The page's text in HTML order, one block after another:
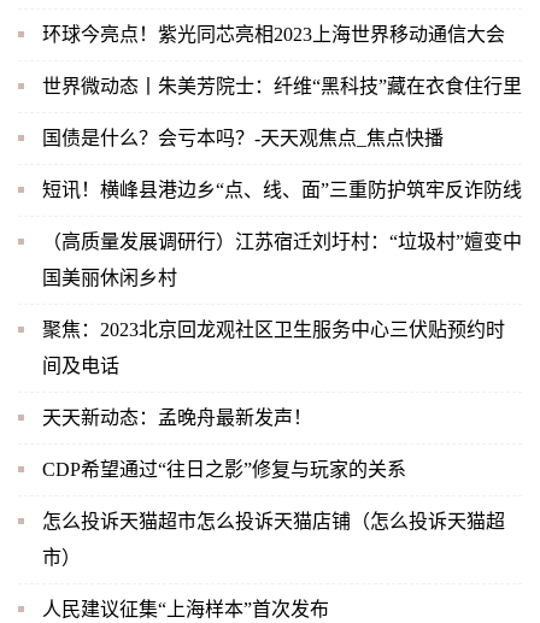
环球今亮点！紫光同芯亮相2023上海世界移动通信大会
世界微动态丨朱美芳院士：纤维“黑科技”藏在衣食住行里
国债是什么？会亏本吗？-天天观焦点_焦点快播
短讯！横峰县港边乡“点、线、面”三重防护筑牢反诈防线
（高质量发展调研行）江苏宿迁刘圩村：“垃圾村”嬗变中
国美丽休闲乡村
聚焦：2023北京回龙观社区卫生服务中心三伏贴预约时
间及电话
天天新动态：孟晚舟最新发声！
CDP希望通过“往日之影”修复与玩家的关系
怎么投诉天猫超市怎么投诉天猫店铺（怎么投诉天猫超
市）
人民建议征集“上海样本”首次发布